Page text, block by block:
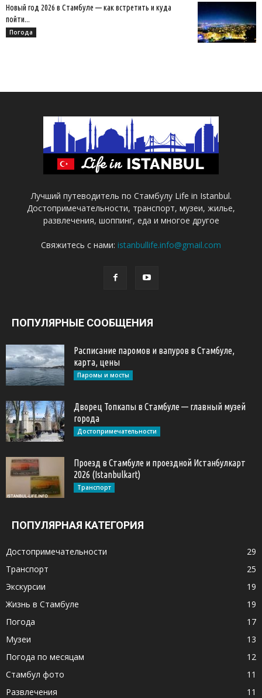
Новый год 2026 в Стамбуле — как встретить и куда
пойти...
Погода
Лучший путеводитель по Стамбулу Life in Istanbul.
Достопримечательности, транспорт, музеи, жилье,
развлечения, шоппинг, еда и многое другое
Свяжитесь с нами: istanbullife.info@gmail.com
ПОПУЛЯРНЫЕ СООБЩЕНИЯ
Расписание паромов и вапуров в Стамбуле,
карта, цены
Паромы и мосты
Дворец Топкапы в Стамбуле — главный музей
города
Достопримечательности
Проезд в Стамбуле и проездной Истанбулкарт
2026 (Istanbulkart)
Транспорт
ПОПУЛЯРНАЯ КАТЕГОРИЯ
Достопримечательности
29
Транспорт
25
Экскурсии
19
Жизнь в Стамбуле
19
Погода
17
Музеи
13
Погода по месяцам
12
Стамбул фото
11
Развлечения
11